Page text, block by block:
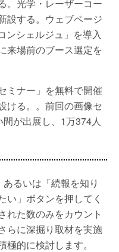
。光学・レーザーコー
設する。ウェブページ
ンシェルジュ」を導入
来場前のブース選定を
ミナー」を無料で開催
ける。。前回の画像セ
が出展し、1万374人
るいは「続報を知り
い」ボタンを押してく
れた数のみをカウント
らに深掘り取材を実施
的に検討します。